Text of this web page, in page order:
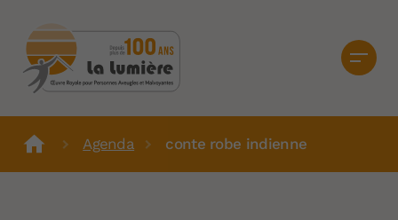
Agenda conte robe indienne